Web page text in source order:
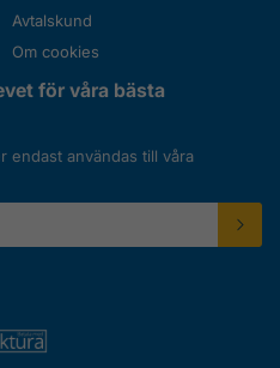
Avtalskund
Om cookies
för våra bästa
endast användas till våra